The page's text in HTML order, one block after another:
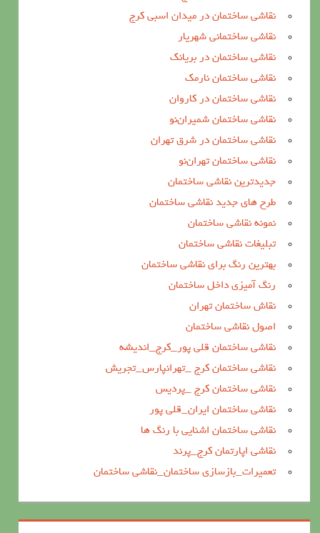
نقاشی ساختمان در میدان اسبی کرج
نقاشی ساختمانی شهریار
نقاشی ساختمان در بریانک
نقاشی ساختمان نارمک
نقاشی ساختمان در کاروان
نقاشی ساختمان شمیران‌نو
نقاشی ساختمان در شرق تهران
نقاشی ساختمان تهران‌نو
جدیدترین نقاشی ساختمان
طرح های جدید نقاشی ساختمان
نمونه نقاشی ساختمان
تبلیغات نقاشی ساختمان
بهترین رنگ برای نقاشی ساختمان
رنگ آمیزی داخل ساختمان
نقاش ساختمان تهران
اصول نقاشی ساختمان
نقاشی ساختمان قلی پور_کرج_اندیشه
نقاشی ساختمان کرج _تهرانپارس_تجریش
نقاشی ساختمان کرج _پردیس
نقاشی ساختمان ایران_قلی پور
نقاشی ساختمان اشنایی با رنگ ها
نقاشی اپارتمان کرج_پرند
تعمیرات_بازسازی ساختمان_نقاشی ساختمان